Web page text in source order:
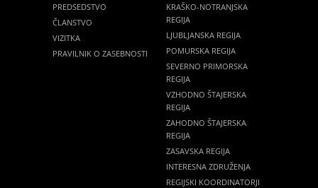
PREDSEDSTVO
ČLANSTVO
VIZITKA
PRAVILNIK O ZASEBNOSTI
KRAŠKO-NOTRANJSKA
REGIJA
LJUBLJANSKA REGIJA
POMURSKA REGIJA
SEVERNO PRIMORSKA
REGIJA
VZHODNO ŠTAJERSKA
REGIJA
ZAHODNO ŠTAJERSKA
REGIJA
ZASAVSKA REGIJA
INTERESNA ZDRUŽENJA
REGIJSKI KOORDINATORJI